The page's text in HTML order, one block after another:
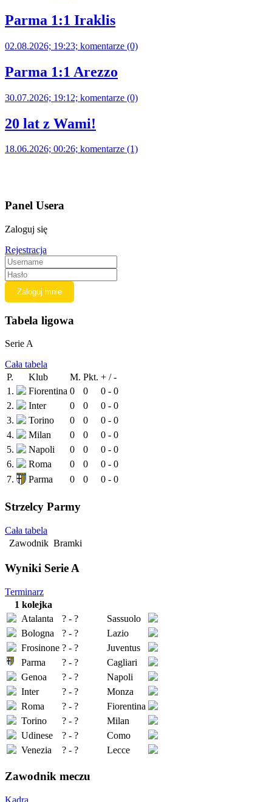
Parma 1:1 Iraklis
02.08.2026; 19:23; komentarze (0)
Parma 1:1 Arezzo
30.07.2026; 19:12; komentarze (0)
20 lat z Wami!
18.06.2026; 00:26; komentarze (1)
Panel Usera
Zaloguj się
Rejestracja
Tabela ligowa
Serie A
Cała tabela
P.
Klub M. Pkt. + / -
1.
Fiorentina 0 0
0 - 0
2.
Inter 0 0
0 - 0
3.
Torino 0 0
0 - 0
4.
Milan 0 0
0 - 0
5.
Napoli 0 0
0 - 0
6.
Roma 0 0
0 - 0
7.
Parma 0 0 0 - 0
Strzelcy Parmy
Cała tabela
Zawodnik Bramki
Wyniki Serie A
Terminarz
1 kolejka
Atalanta
? - ?
Sassuolo
Bologna
? - ?
Lazio
Frosinone ? - ?
Juventus
Parma
? - ?
Cagliari
Genoa
? - ?
Napoli
Inter
? - ?
Monza
Roma
? - ?
Fiorentina
Torino
? - ?
Milan
Udinese
? - ?
Como
Venezia
? - ? Lecce
Zawodnik meczu
Kadra